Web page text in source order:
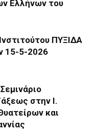
Ελλήνων του
ΠΥΞΙΔΑ
15-5-2026
στην Ι.
και